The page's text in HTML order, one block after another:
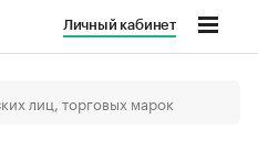
Личный кабинет